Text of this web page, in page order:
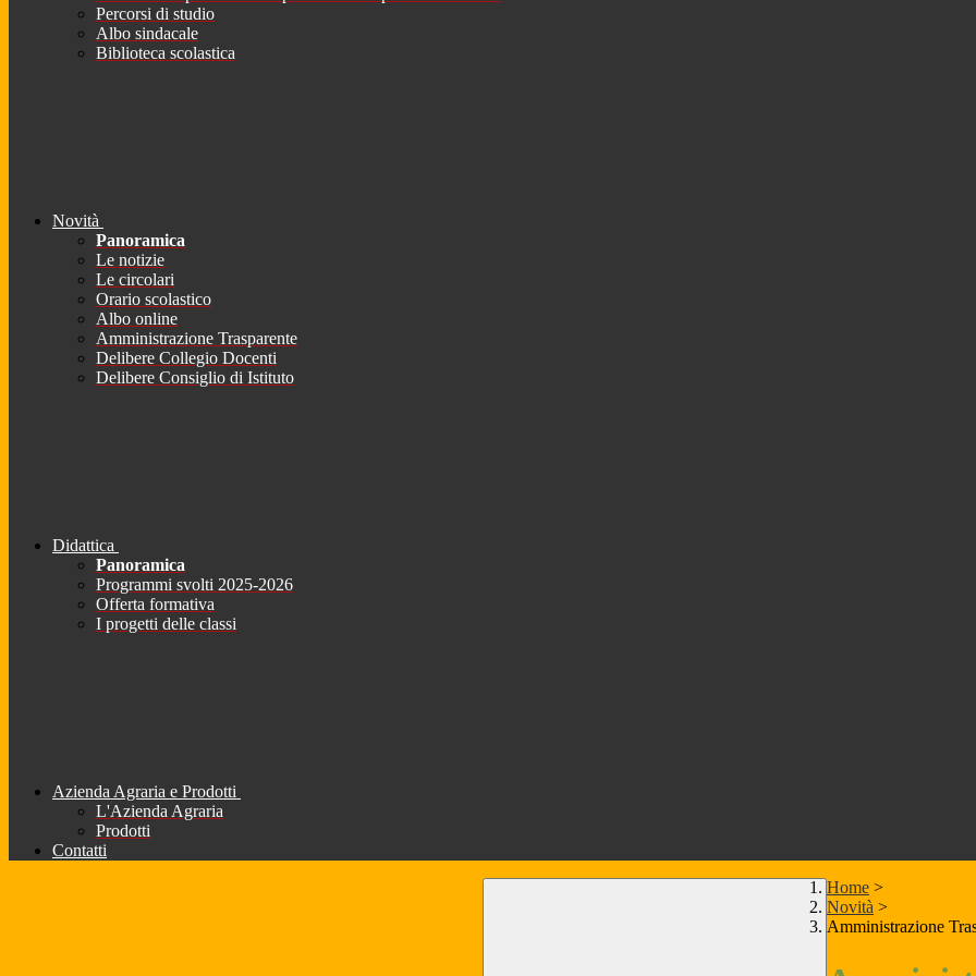
Percorsi di studio
Albo sindacale
Biblioteca scolastica
Novità
Panoramica
Le notizie
Le circolari
Orario scolastico
Albo online
Amministrazione Trasparente
Delibere Collegio Docenti
Delibere Consiglio di Istituto
Didattica
Panoramica
Programmi svolti 2025-2026
Offerta formativa
I progetti delle classi
Azienda Agraria e Prodotti
L'Azienda Agraria
Prodotti
Contatti
Home >
Novità >
Amministrazione